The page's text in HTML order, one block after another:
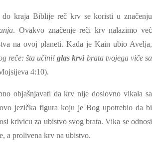
do kraja Biblije reč krv se koristi u značenju
. Ovakvo značenje reči krv nalazimo već
na ovoj planeti. Kada je Kain ubio Avelja,
reče: šta učini!glas krvibrata tvojega viče sa
4:10).
objašnjavati da krv nije doslovno vikala sa
jezička figura koju je Bog upotrebio da bi
krivicu za ubistvo svog brata. Vika se odnosi
a prolivena krv na ubistvo.